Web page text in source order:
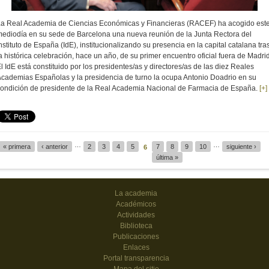
Real Academia de Ciencias Económicas y Financieras (RACEF) ha acogido este
en su sede de Barcelona una nueva reunión de la Junta Rectora del
de España (IdE), institucionalizando su presencia en la capital catalana
histórica celebración, hace un año, de su primer encuentro oficial fuera de Madrid.
IdE está constituido por los presidentes/as y directores/as de las diez Reales
Españolas y la presidencia de turno la ocupa Antonio Doadrio en su
de presidente de la Real Academia Nacional de Farmacia de España. [+]
« primera ‹ anterior 2 3 4 5 6 7 8 9 10
siguiente ›
última »
La academia
Académicos
Actividades
Biblioteca
Publicaciones
Enlaces
Portal transparencia